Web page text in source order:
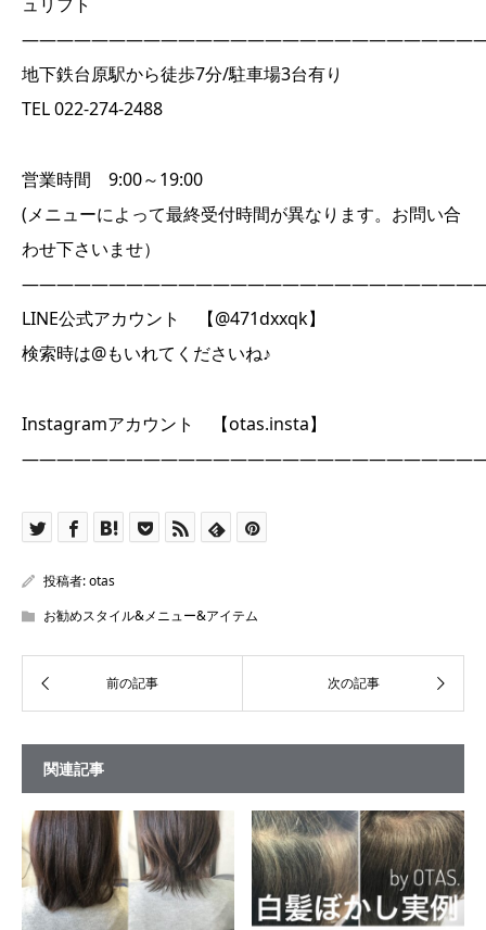
地下鉄台原駅から徒歩7分/駐車場3台有り
TEL 022-274-2488
営業時間 9:00～19:00
(メニューによって最終受付時間が異なります。お問い合
わせ下さいませ）
LINE公式アカウント 【@471dxxqk】
検索時は@もいれてくださいね♪
Instagramアカウント 【otas.insta】
投稿者:otas
お勧めスタイル&メニュー&アイテム
関連記事